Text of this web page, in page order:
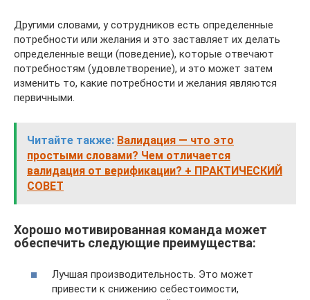
Другими словами, у сотрудников есть определенные
потребности или желания и это заставляет их делать
определенные вещи (поведение), которые отвечают
потребностям (удовлетворение), и это может затем
изменить то, какие потребности и желания являются
первичными.
Читайте также: Валидация — что это
простыми словами? Чем отличается
валидация от верификации? + ПРАКТИЧЕСКИЙ
СОВЕТ
Хорошо мотивированная команда может
обеспечить следующие преимущества:
Лучшая производительность. Это может
привести к снижению себестоимости,